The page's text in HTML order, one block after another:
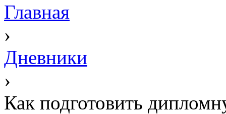
Главная
›
Дневники
›
Как подготовить